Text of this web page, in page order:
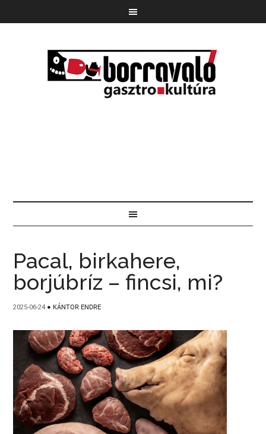
Pacal, birkahere,
borjúbríz – fincsi, mi?
2025-06-24 ● KÁNTOR ENDRE